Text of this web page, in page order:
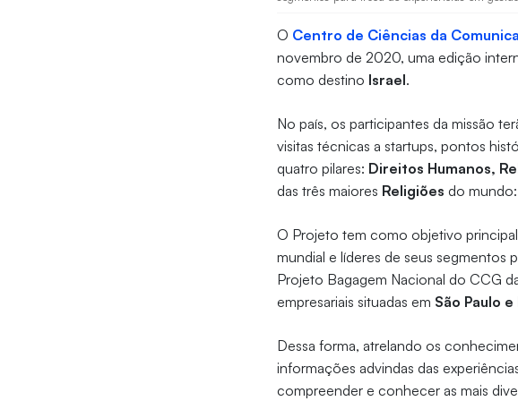
O Centro de Ciências da
novembro de 2020, uma edição
como destino Israel.
No país, os participantes da missão
visitas técnicas a startups, pontos
quatro pilares: Direitos Humanos,
das três maiores Religiões do
O Projeto tem como objetivo
mundial e líderes de seus segmentos
Projeto Bagagem Nacional do CCG
empresariais situadas em São Paulo
Dessa forma, atrelando os
informações advindas das
compreender e conhecer as mais